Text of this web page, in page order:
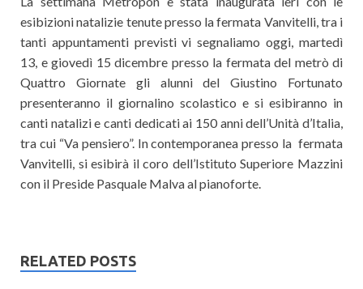
esibizioni natalizie tenute presso la fermata Vanvitelli, tra i
tanti appuntamenti previsti vi segnaliamo oggi, martedì
13, e giovedì 15 dicembre presso la fermata del metrò di
Quattro Giornate gli alunni del Giustino Fortunato
presenteranno il giornalino scolastico e si esibiranno in
canti natalizi e canti dedicati ai 150 anni dell’Unità d’Italia,
tra cui “Va pensiero”. In contemporanea presso la fermata
Vanvitelli, si esibirà il coro dell’Istituto Superiore Mazzini
con il Preside Pasquale Malva al pianoforte.
RELATED POSTS